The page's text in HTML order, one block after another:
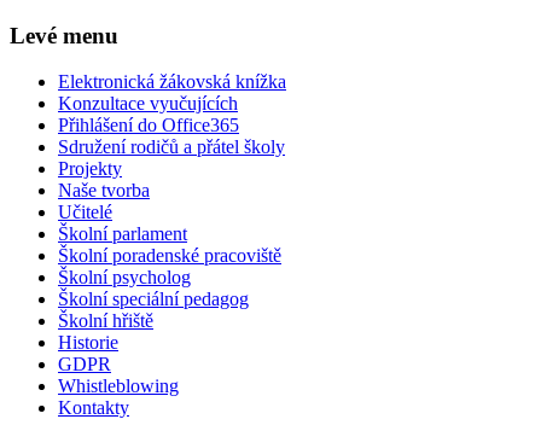
Levé menu
Elektronická žákovská knížka
Konzultace vyučujících
Přihlášení do Office365
Sdružení rodičů a přátel školy
Projekty
Naše tvorba
Učitelé
Školní parlament
Školní poradenské pracoviště
Školní psycholog
Školní speciální pedagog
Školní hřiště
Historie
GDPR
Whistleblowing
Kontakty